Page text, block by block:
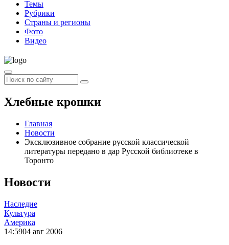
Темы
Рубрики
Страны и регионы
Фото
Видео
Хлебные крошки
Главная
Новости
Эксклюзивное собрание русской классической
литературы передано в дар Русской библиотеке в
Торонто
Новости
Наследие
Культура
Америка
14:5904 авг 2006